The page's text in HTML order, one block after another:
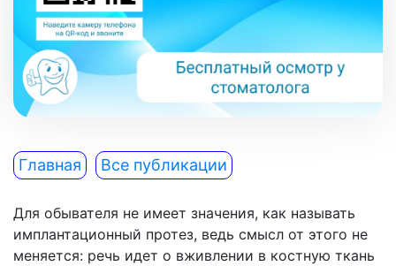
Главная Все публикации
Для обывателя не имеет значения, как называть
имплантационный протез, ведь смысл от этого не
меняется: речь идет о вживлении в костную ткань